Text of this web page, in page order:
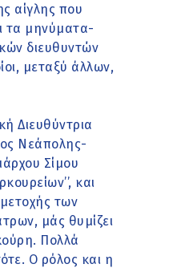
αίγλης που
τα μηνύματα-
διευθυντών
μεταξύ άλλων,
Διευθύντρια
Νεάπολης-
Σίμου
και
των
μάς θυμίζει
Πολλά
Ο ρόλος και η